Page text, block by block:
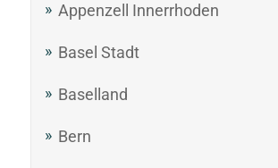
Appenzell Innerrhoden
Basel Stadt
Baselland
Bern